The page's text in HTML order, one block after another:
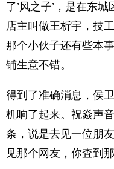
了’风之子’，是在东
店主叫做王析宇，技
那个小伙子还有些本
铺生意不错。
得到了准确消息，侯
机响了起来。祝焱声
条，说是去见一位朋
见那个网友，你査到